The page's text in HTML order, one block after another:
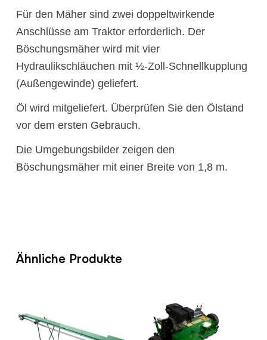
Für den Mäher sind zwei doppeltwirkende
Anschlüsse am Traktor erforderlich. Der
Böschungsmäher wird mit vier
Hydraulikschläuchen mit ½-Zoll-Schnellkupplung
(Außengewinde) geliefert.
Öl wird mitgeliefert. Überprüfen Sie den Ölstand
vor dem ersten Gebrauch.
Die Umgebungsbilder zeigen den
Böschungsmäher mit einer Breite von 1,8 m.
Ähnliche Produkte